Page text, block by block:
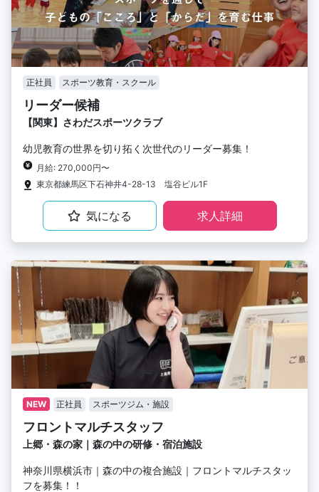
正社員 スポーツ教育・スクール
リーダー候補
【関東】さわだスポーツクラブ
幼児教育の世界を切り拓く次世代のリーダー募集！
月給: 270,000円〜
東京都練馬区下石神井4-28-13 塩谷ビル1F
気になる 求人詳細
NEW 正社員 スポーツジム・施設
フロントマルチスタッフ
上郷・森の家｜森の中の研修・宿泊施設
神奈川県横浜市｜森の中の複合施設｜フロントマルチスタッ
フを募集！！